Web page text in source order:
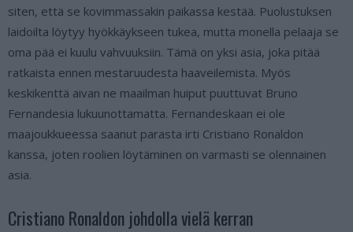
siten, että se kovimmassakin paikassa kestää. Puolustuksen
laidoilta löytyy hyökkäykseen tukea, mutta monella pelaaja se
oma pää ei kuulu vahvuuksiin. Tämä on yksi asia, joka pitää
ratkaista ennen mestaruudesta haaveilemista. Myös
keskikenttä aivan ne maailman huiput puuttuvat Bruno
Fernandesia lukuunottamatta. Fernandeskaan ei ole
maajoukkueessa saanut parasta irti Cristiano Ronaldon
kanssa, joten roolien löytäminen on varmasti se olennainen
asia.
Cristiano Ronaldon johdolla vielä kerran